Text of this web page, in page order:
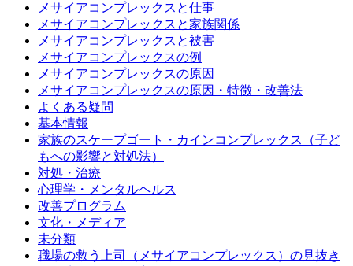
メサイアコンプレックスと仕事
メサイアコンプレックスと家族関係
メサイアコンプレックスと被害
メサイアコンプレックスの例
メサイアコンプレックスの原因
メサイアコンプレックスの原因・特徴・改善法
よくある疑問
基本情報
家族のスケープゴート・カインコンプレックス（子ど
もへの影響と対処法）
対処・治療
心理学・メンタルヘルス
改善プログラム
文化・メディア
未分類
職場の救う上司（メサイアコンプレックス）の見抜き